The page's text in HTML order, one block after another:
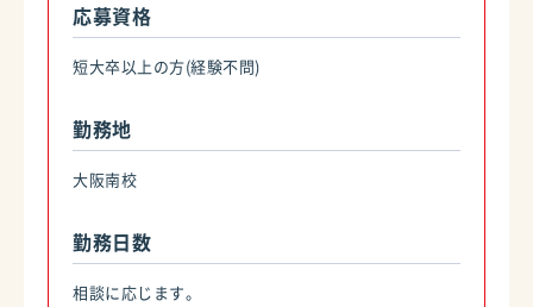
応募資格
短大卒以上の方(経験不問)
勤務地
大阪南校
勤務日数
相談に応じます。